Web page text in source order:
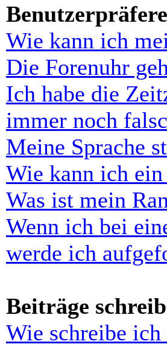
Wie kann ich
Die Forenuhr
Ich habe die
immer noch
Meine Sprache
Wie kann ich
Was ist mein
Wenn ich bei
werde ich
Beiträge
Wie schreibe ich